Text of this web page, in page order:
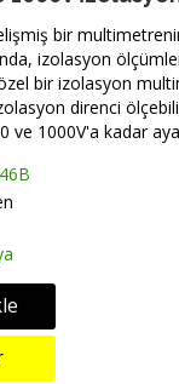
bir
izolasyon
bir izolasyon
direnci
ve 1000V'a kadar aya